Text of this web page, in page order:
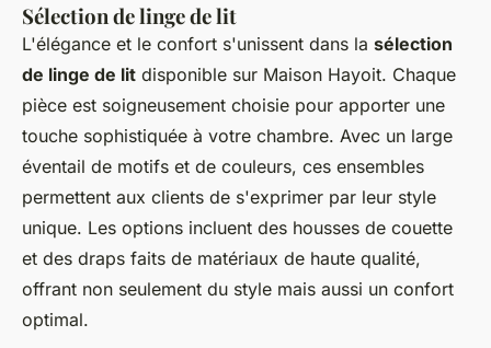
Sélection de linge de lit
L'élégance et le confort s'unissent dans la sélection
de linge de lit disponible sur Maison Hayoit. Chaque
pièce est soigneusement choisie pour apporter une
touche sophistiquée à votre chambre. Avec un large
éventail de motifs et de couleurs, ces ensembles
permettent aux clients de s'exprimer par leur style
unique. Les options incluent des housses de couette
et des draps faits de matériaux de haute qualité,
offrant non seulement du style mais aussi un confort
optimal.